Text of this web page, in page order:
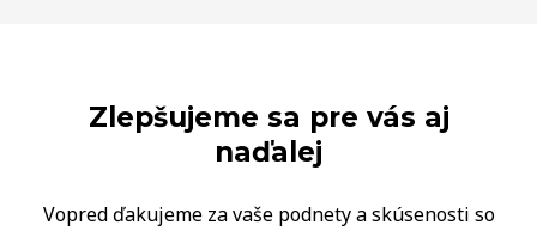
Zlepšujeme sa pre vás aj
naďalej
Vopred ďakujeme za vaše podnety a skúsenosti so